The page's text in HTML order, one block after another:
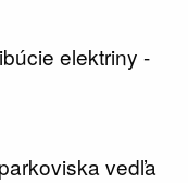
elektriny -
vedľa